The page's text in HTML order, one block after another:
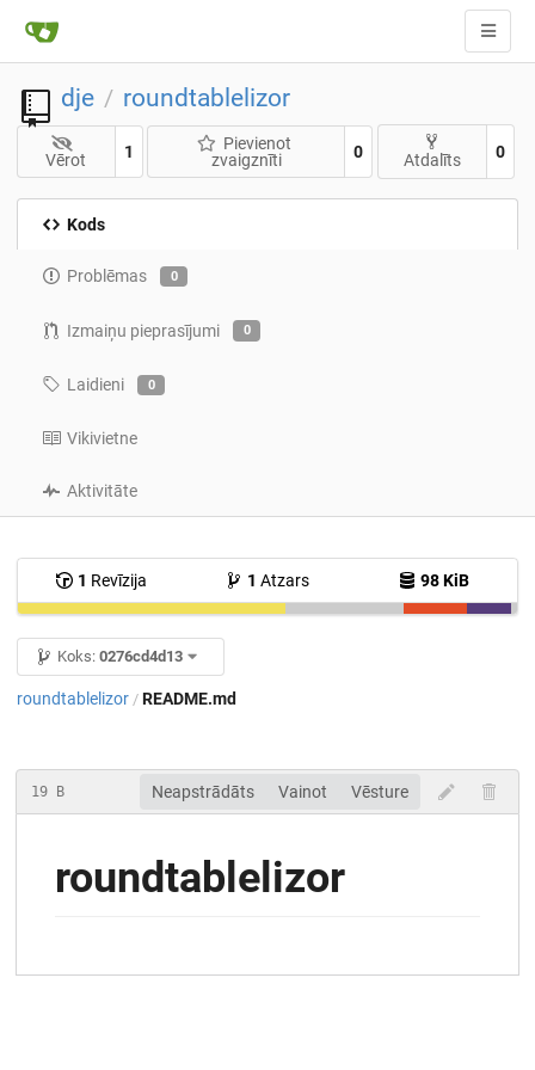
dje / roundtablelizor
Vērot 1
Pievienot
zvaigznīti
0 Atdalīts 0
Kods
Problēmas 0
Izmaiņu pieprasījumi 0
Laidieni 0
Vikivietne
Aktivitāte
1 Revīzija 1 Atzars 98 KiB
Koks: 0276cd4d13
roundtablelizor / README.md
19 B Neapstrādāts Vainot Vēsture
roundtablelizor